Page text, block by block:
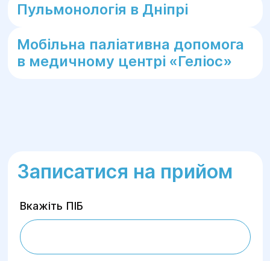
Пульмонологія в Дніпрі
Мобільна паліативна допомога
в медичному центрі «Геліос»
Записатися на прийом
Вкажіть ПІБ